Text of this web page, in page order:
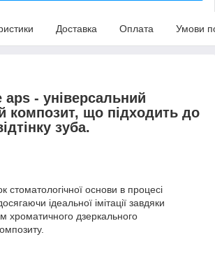
Доставка Оплата Умови
- універсальний
композит, що підходить до
зуба.
стоматологічної основи в процесі
ідеальної імітації завдяки
хроматичного дзеркального